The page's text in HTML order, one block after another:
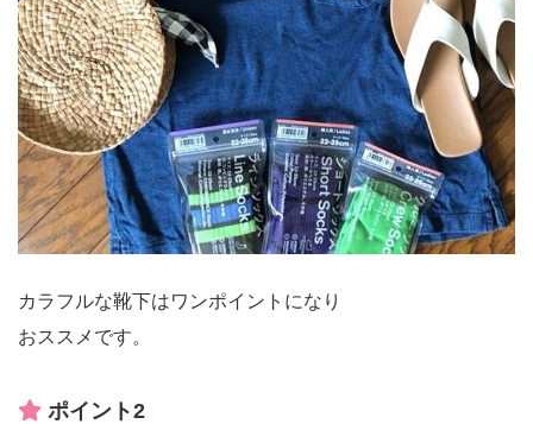
カラフルな靴下はワンポイントになり
おススメです。
ポイント2